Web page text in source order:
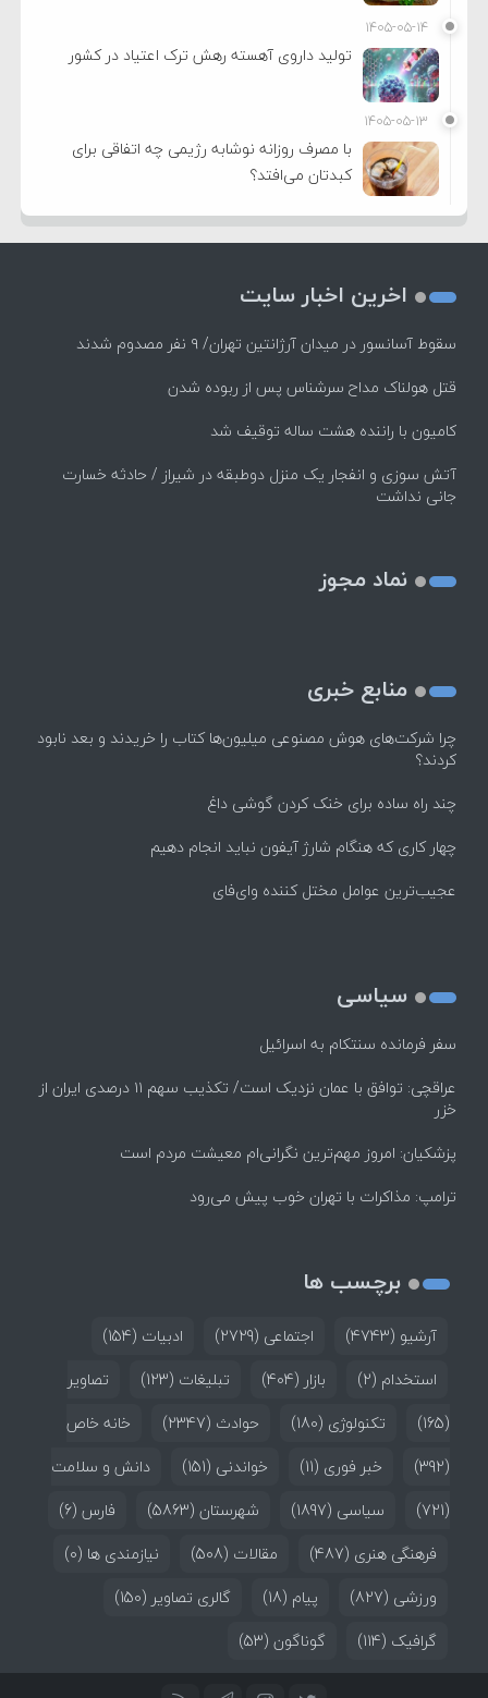
۱۴۰۵-۰۵-۱۴
تولید داروی آهسته رهش ترک اعتیاد در کشور
۱۴۰۵-۰۵-۱۳
با مصرف روزانه نوشابه رژیمی چه اتفاقی برای
کبدتان می‌افتد؟
اخرین اخبار سایت
سقوط آسانسور در میدان آرژانتین تهران/ ۹ نفر مصدوم شدند
قتل هولناک مداح سرشناس پس از ربوده شدن
کامیون با راننده هشت ساله توقیف شد
آتش سوزی و انفجار یک منزل دوطبقه در شیراز / حادثه خسارت
جانی نداشت
نماد مجوز
منابع خبری
چرا شرکت‌های هوش مصنوعی میلیون‌ها کتاب را خریدند و بعد نابود
کردند؟
چند راه‌ ساده برای خنک کردن گوشی داغ
چهار کاری که هنگام شارژ آیفون نباید انجام دهیم
عجیب‌ترین عوامل مختل کننده وای‌فای
سیاسی
سفر فرمانده سنتکام به اسرائیل
عراقچی: توافق با عمان نزدیک است/ تکذیب سهم ۱۱ درصدی ایران از
خزر
پزشکیان: امروز مهم‌ترین نگرانی‌ام معیشت مردم است
ترامپ: مذاکرات با تهران خوب پیش می‌رود
برچسب ها
آرشیو (4743) اجتماعی (2729) ادبیات (154)
استخدام (2) بازار (404) تبلیغات (123)
تصاویر
(165)
تکنولوژی (180) حوادث (2347)
خانه خاص
(392)
خبر فوری (11) خواندنی (151)
دانش و سلامت
(721)
سیاسی (1897) شهرستان (5863) فارس (6)
فرهنگی هنری (487) مقالات (508) نیازمندی ها (0)
ورزشی (827) پیام (18) گالری تصاویر (150)
گرافیک (114) گوناگون (53)